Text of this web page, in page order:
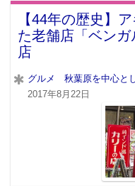
【44年の歴史】
た老舗店「ベン
店
グルメ 秋葉原を中心と
2017年8月22日